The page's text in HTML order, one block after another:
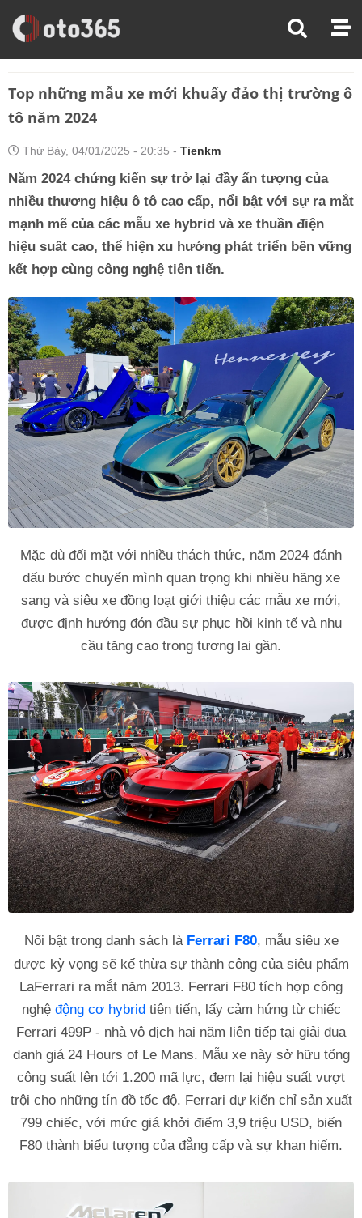
Trang Chủ
Tin Xe
Top những mẫu xe mới khuấy đảo thị trường ô
tô năm 2024
Thứ Bảy, 04/01/2025 - 20:35 - Tienkm
Năm 2024 chứng kiến sự trở lại đầy ấn tượng của
nhiều thương hiệu ô tô cao cấp, nổi bật với sự ra mắt
mạnh mẽ của các mẫu xe hybrid và xe thuần điện
hiệu suất cao, thể hiện xu hướng phát triển bền vững
kết hợp cùng công nghệ tiên tiến.
Mặc dù đối mặt với nhiều thách thức, năm 2024 đánh
dấu bước chuyển mình quan trọng khi nhiều hãng xe
sang và siêu xe đồng loạt giới thiệu các mẫu xe mới,
được định hướng đón đầu sự phục hồi kinh tế và nhu
cầu tăng cao trong tương lai gần.
Nổi bật trong danh sách là Ferrari F80, mẫu siêu xe
được kỳ vọng sẽ kế thừa sự thành công của siêu phẩm
LaFerrari ra mắt năm 2013. Ferrari F80 tích hợp công
nghệ động cơ hybridtiên tiến, lấy cảm hứng từ chiếc
Ferrari 499P - nhà vô địch hai năm liên tiếp tại giải đua
danh giá 24 Hours of Le Mans. Mẫu xe này sở hữu tổng
công suất lên tới 1.200 mã lực, đem lại hiệu suất vượt
trội cho những tín đồ tốc độ. Ferrari dự kiến chỉ sản xuất
799 chiếc, với mức giá khởi điểm 3,9 triệu USD, biến
F80 thành biểu tượng của đẳng cấp và sự khan hiếm.